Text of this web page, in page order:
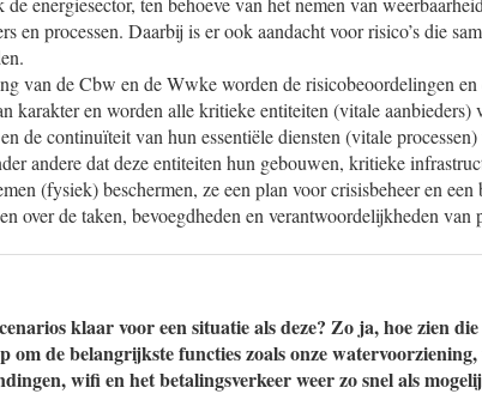
en processen. Daarbij is er ook aandacht voor risico’s die
van de Cbw en de Wwke worden de risicobeoordelingen en
karakter en worden alle kritieke entiteiten (vitale aanbieders)
de continuïteit van hun essentiële diensten (vitale
andere dat deze entiteiten hun gebouwen, kritieke
(fysiek) beschermen, ze een plan voor crisisbeheer en
over de taken, bevoegdheden en verantwoordelijkheden van
klaar voor een situatie als deze? Zo ja, hoe zien
om de belangrijkste functies zoals onze
wifi en het betalingsverkeer weer zo snel als